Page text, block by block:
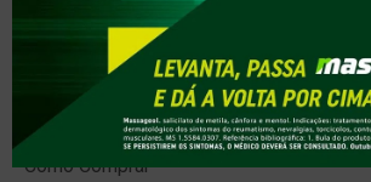
Colocação de Brinco
Testes Covid-19
AJUDA
Como Comprar